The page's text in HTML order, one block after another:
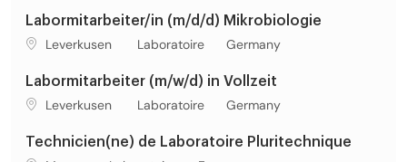
Labormitarbeiter/in (m/d/d) Mikrobiologie
Lieu de travail
Leverkusen Catégorie
Laboratoire Germany
Labormitarbeiter (m/w/d) in Vollzeit
Lieu de travail
Leverkusen Catégorie
Laboratoire Germany
Technicien(ne) de Laboratoire Pluritechnique